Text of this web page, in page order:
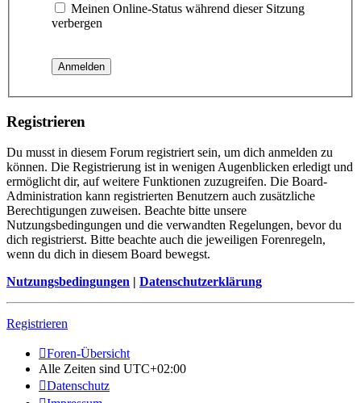
Meinen Online-Status während dieser Sitzung
verbergen
Registrieren
Du musst in diesem Forum registriert sein, um dich anmelden zu
können. Die Registrierung ist in wenigen Augenblicken erledigt und
ermöglicht dir, auf weitere Funktionen zuzugreifen. Die Board-
Administration kann registrierten Benutzern auch zusätzliche
Berechtigungen zuweisen. Beachte bitte unsere
Nutzungsbedingungen und die verwandten Regelungen, bevor du
dich registrierst. Bitte beachte auch die jeweiligen Forenregeln,
wenn du dich in diesem Board bewegst.
Nutzungsbedingungen | Datenschutzerklärung
Registrieren
Foren-Übersicht
Alle Zeiten sind UTC+02:00
Datenschutz